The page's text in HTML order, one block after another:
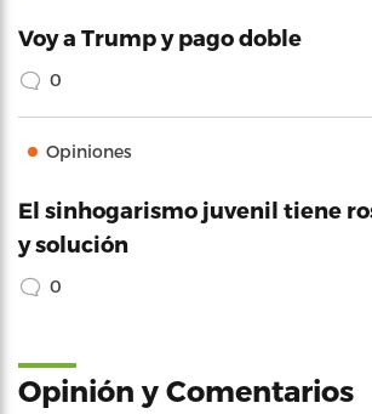
Voy a Trump y pago doble
0
Opiniones
El sinhogarismo juvenil tiene
y solución
0
Opinión y Comentarios